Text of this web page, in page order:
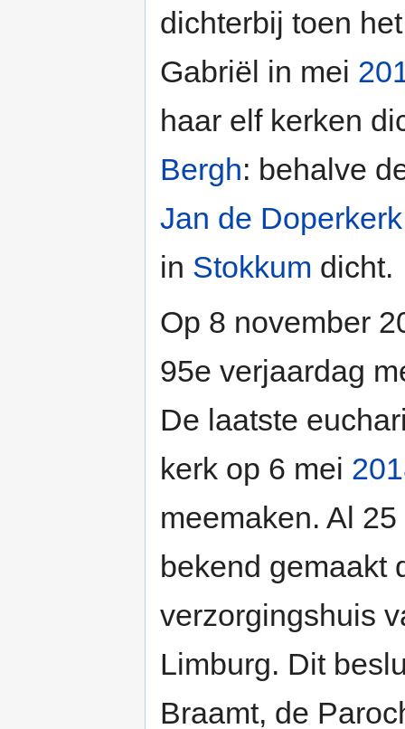
dichterbij toen
Gabriël in mei
haar elf kerken
Bergh: behalve
Jan de Doperkerk
in Stokkum dicht.
Op 8 november
95e verjaardag
De laatste
kerk op 6 mei
meemaken. Al
bekend gemaakt
verzorgingshuis
Limburg. Dit
Braamt, de